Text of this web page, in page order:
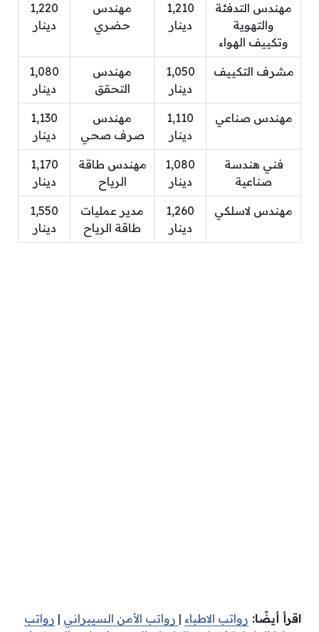
مهندس التدفئة
والتهوية
وتكييف الهواء
1,210
دينار
مهندس
حضري
1,220
دينار
مشرف التكييف
1,050
دينار
مهندس
التحقق
1,080
دينار
مهندس صناعي
1,110
دينار
مهندس
صرف صحي
1,130
دينار
فني هندسة
صناعية
1,080
دينار
مهندس طاقة
الرياح
1,170
دينار
مهندس لاسلكي
1,260
دينار
مدير عمليات
طاقة الرياح
1,550
دينار
اقرأ أيضًا: رواتب الاطباء | رواتب الأمن السيبراني | رواتب